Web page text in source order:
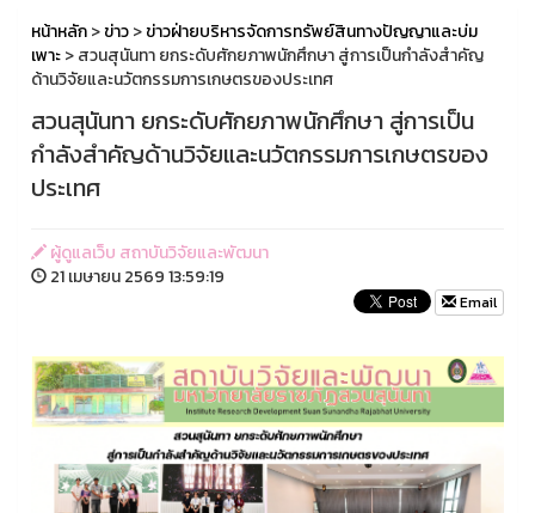
หน้าหลัก>ข่าว>ข่าวฝ่ายบริหารจัดการทรัพย์สินทางปัญญาและบ่ม
เพาะ> สวนสุนันทา ยกระดับศักยภาพนักศึกษา สู่การเป็นกำลังสำคัญ
ด้านวิจัยและนวัตกรรมการเกษตรของประเทศ
สวนสุนันทา ยกระดับศักยภาพนักศึกษา สู่การเป็น
กำลังสำคัญด้านวิจัยและนวัตกรรมการเกษตรของ
ประเทศ
ผู้ดูแลเว็บ สถาบันวิจัยและพัฒนา
21 เมษายน 2569 13:59:19
Email